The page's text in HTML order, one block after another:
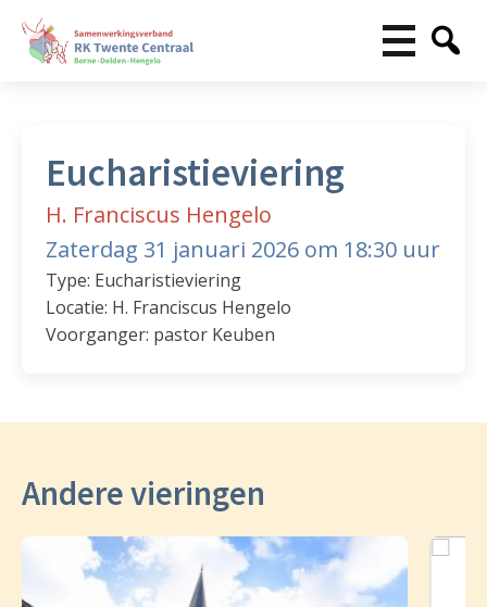
Eucharistieviering
H. Franciscus Hengelo
Zaterdag 31 januari 2026 om 18:30 uur
Type: Eucharistieviering
Locatie: H. Franciscus Hengelo
Voorganger: pastor Keuben
Andere vieringen